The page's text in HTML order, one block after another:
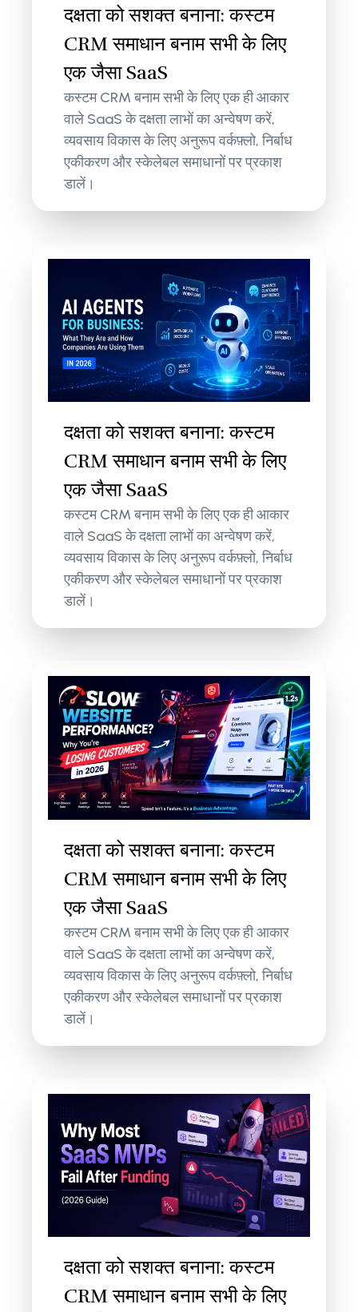
दक्षता को सशक्त बनाना: कस्टम
CRM समाधान बनाम सभी के लिए
एक जैसा SaaS
कस्टम CRM बनाम सभी के लिए एक ही आकार
वाले SaaS के दक्षता लाभों का अन्वेषण करें,
व्यवसाय विकास के लिए अनुरूप वर्कफ़्लो, निर्बाध
एकीकरण और स्केलेबल समाधानों पर प्रकाश
डालें।
दक्षता को सशक्त बनाना: कस्टम
CRM समाधान बनाम सभी के लिए
एक जैसा SaaS
कस्टम CRM बनाम सभी के लिए एक ही आकार
वाले SaaS के दक्षता लाभों का अन्वेषण करें,
व्यवसाय विकास के लिए अनुरूप वर्कफ़्लो, निर्बाध
एकीकरण और स्केलेबल समाधानों पर प्रकाश
डालें।
दक्षता को सशक्त बनाना: कस्टम
CRM समाधान बनाम सभी के लिए
एक जैसा SaaS
कस्टम CRM बनाम सभी के लिए एक ही आकार
वाले SaaS के दक्षता लाभों का अन्वेषण करें,
व्यवसाय विकास के लिए अनुरूप वर्कफ़्लो, निर्बाध
एकीकरण और स्केलेबल समाधानों पर प्रकाश
डालें।
दक्षता को सशक्त बनाना: कस्टम
CRM समाधान बनाम सभी के लिए